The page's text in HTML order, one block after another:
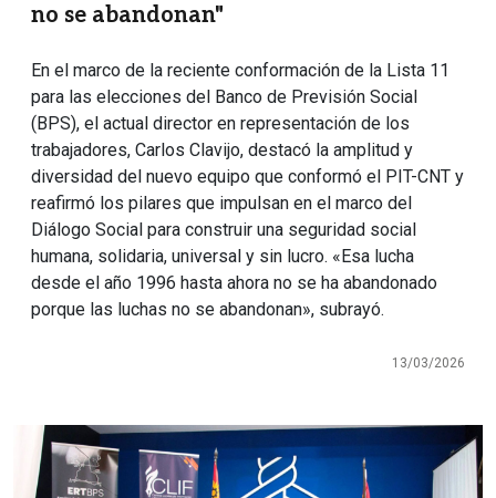
no se abandonan"
En el marco de la reciente conformación de la Lista 11
para las elecciones del Banco de Previsión Social
(BPS), el actual director en representación de los
trabajadores, Carlos Clavijo, destacó la amplitud y
diversidad del nuevo equipo que conformó el PIT-CNT y
reafirmó los pilares que impulsan en el marco del
Diálogo Social para construir una seguridad social
humana, solidaria, universal y sin lucro. «Esa lucha
desde el año 1996 hasta ahora no se ha abandonado
porque las luchas no se abandonan», subrayó.
13/03/2026
Imagen